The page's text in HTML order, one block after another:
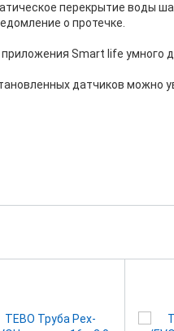
перекрытие воды
о протечке.
Smart life умного
датчиков можно